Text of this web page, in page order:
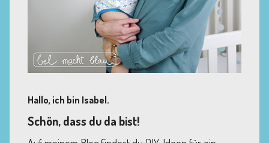
Hallo, ich bin Isabel.
Schön, dass du da bist!